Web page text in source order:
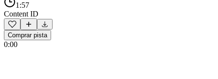
1:57
Content ID
Comprar pista
0:00